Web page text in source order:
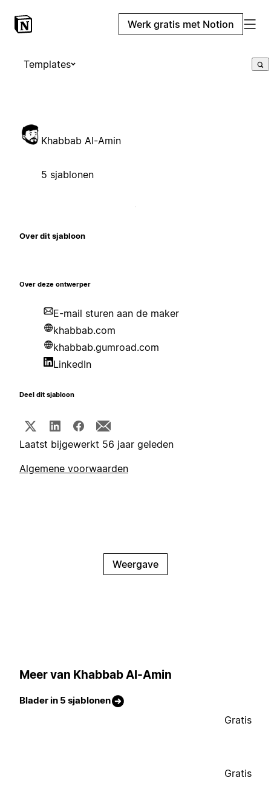
Werk gratis met Notion
Templates
Khabbab Al-Amin
5 sjablonen
Over dit sjabloon
Over deze ontwerper
E-mail sturen aan de maker
khabbab.com
khabbab.gumroad.com
LinkedIn
Deel dit sjabloon
Laatst bijgewerkt 56 jaar geleden
Algemene voorwaarden
Weergave
Meer van Khabbab Al-Amin
Blader in 5 sjablonen
Gratis
Gratis